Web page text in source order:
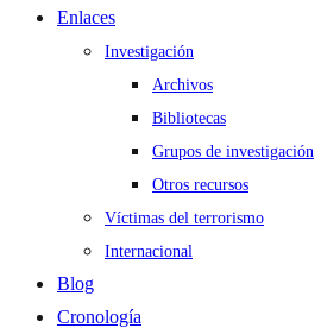
Enlaces
Investigación
Archivos
Bibliotecas
Grupos de investigación
Otros recursos
Víctimas del terrorismo
Internacional
Blog
Cronología